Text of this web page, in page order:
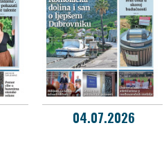
04.07.2026